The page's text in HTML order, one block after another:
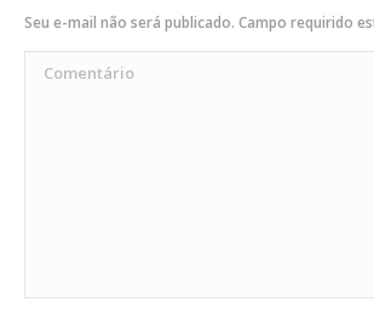
Seu e-mail não será publicado. Campo requirido
Comentário